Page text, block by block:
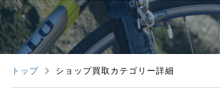
トップ ショップ買取カテゴリー詳細